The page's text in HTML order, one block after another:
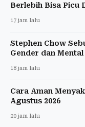
Berlebih Bisa Picu
17 jam lalu
Stephen Chow
Gender dan Mental
18 jam lalu
Cara Aman
Agustus 2026
20 jam lalu